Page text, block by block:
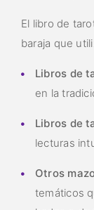
El libro de
baraja que
Libros de
en la
Libros de
lecturas
Otros
temáticos